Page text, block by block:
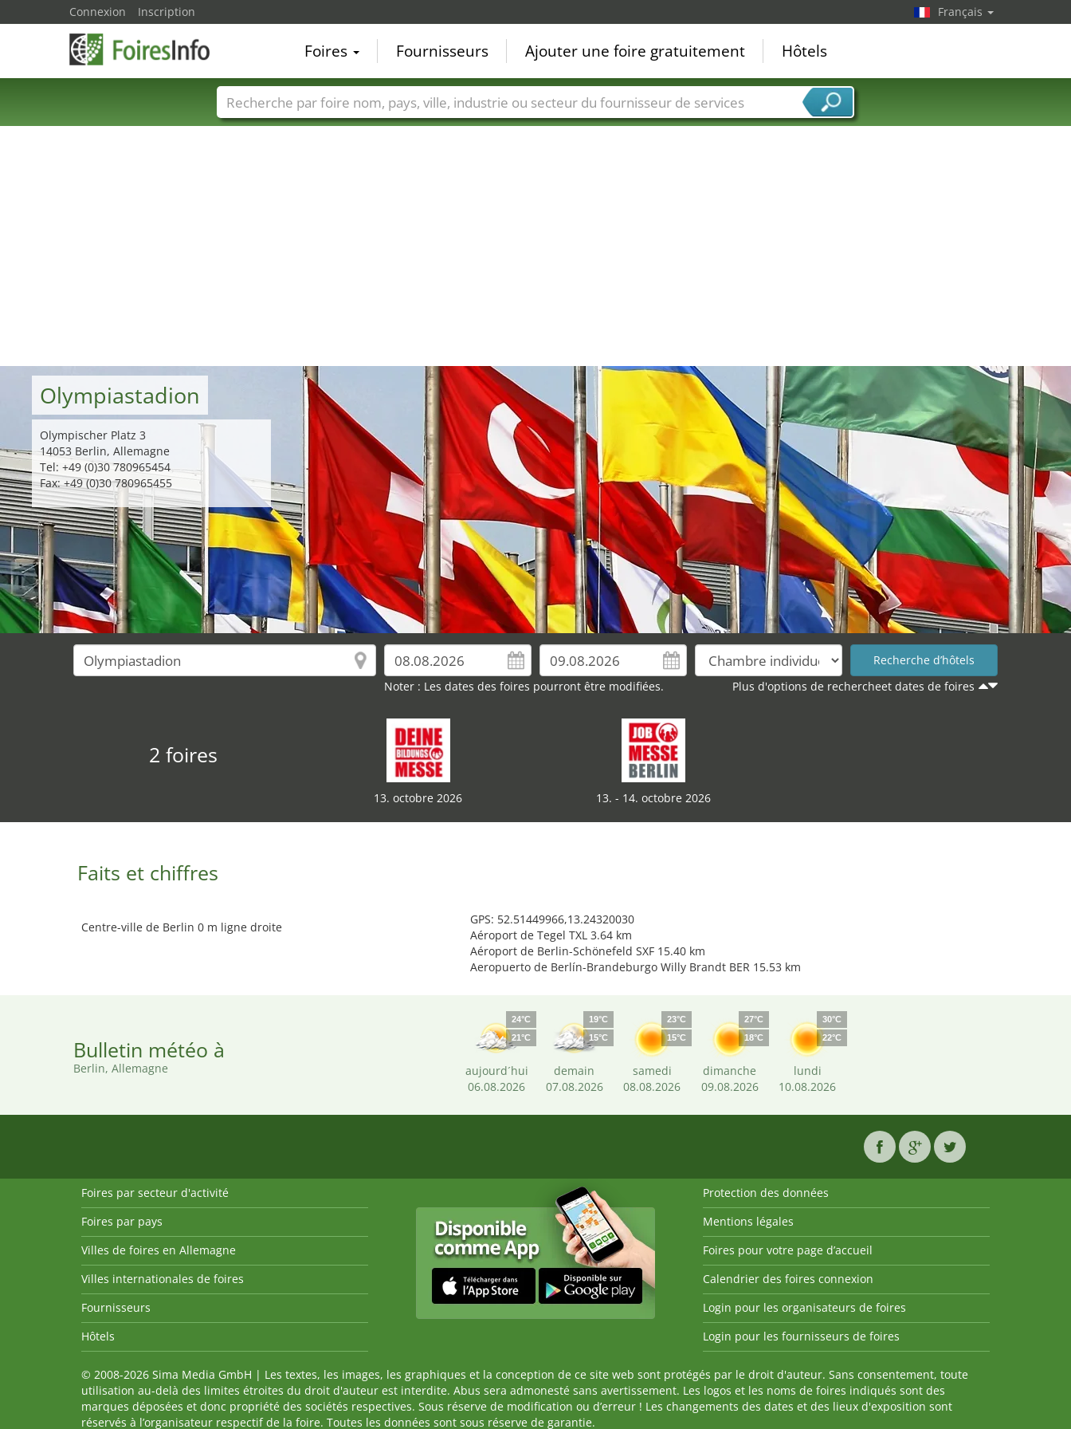
Olympiastadion
Olympischer Platz 3
14053 Berlin, Allemagne
Tel: +49 (0)30 780965454
Fax: +49 (0)30 780965455
Noter : Les dates des foires pourront être modifiées. Plus d'options de rechercheet dates de foires
2 foires
13. octobre 2026 13. - 14. octobre 2026
Faits et chiffres
Centre-ville de Berlin 0 m ligne droite
GPS: 52.51449966,13.24320030
Aéroport de Tegel TXL 3.64 km
Aéroport de Berlin-Schönefeld SXF 15.40 km
Aeropuerto de Berlín-Brandeburgo Willy Brandt BER 15.53 km
Bulletin météo à
Berlin, Allemagne
24°C
21°C
aujourd´hui
06.08.2026
19°C
15°C
demain
07.08.2026
23°C
15°C
samedi
08.08.2026
27°C
18°C
dimanche
09.08.2026
30°C
22°C
lundi
10.08.2026
Connexion Inscription Français
Foires Fournisseurs Ajouter une foire gratuitement Hôtels
Foire noms Pays Villes Secteurs de foire Secteurs du fournisseur de services
Foires par secteur d'activité
Foires par pays
Villes de foires en Allemagne
Villes internationales de foires
Fournisseurs
Hôtels
Protection des données
Mentions légales
Foires pour votre page d’accueil
Calendrier des foires connexion
Login pour les organisateurs de foires
Login pour les fournisseurs de foires
© 2008-2026 Sima Media GmbH | Les textes, les images, les graphiques et la conception de ce site web sont protégés par le droit d'auteur. Sans consentement, toute
utilisation au-delà des limites étroites du droit d'auteur est interdite. Abus sera admonesté sans avertissement. Les logos et les noms de foires indiqués sont des
marques déposées et donc propriété des sociétés respectives. Sous réserve de modification ou d’erreur ! Les changements des dates et des lieux d'exposition sont
réservés à l’organisateur respectif de la foire. Toutes les données sont sous réserve de garantie.